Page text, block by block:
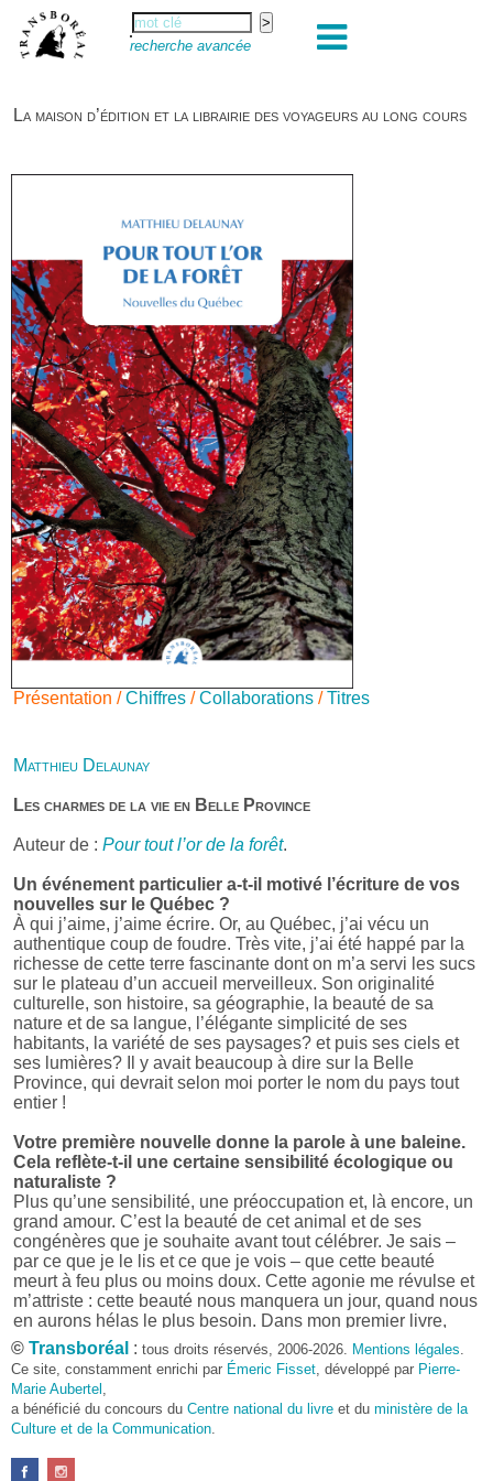
recherche avancée
La maison d’édition et la librairie des voyageurs au long cours
Présentation /Chiffres /Collaborations /Titres
Matthieu Delaunay
Les charmes de la vie en Belle Province
Auteur de : Pour tout l’or de la forêt.
Un événement particulier a-t-il motivé l’écriture de vos
nouvelles sur le Québec ?
À qui j’aime, j’aime écrire. Or, au Québec, j’ai vécu un
authentique coup de foudre. Très vite, j’ai été happé par la
richesse de cette terre fascinante dont on m’a servi les sucs
sur le plateau d’un accueil merveilleux. Son originalité
culturelle, son histoire, sa géographie, la beauté de sa
nature et de sa langue, l’élégante simplicité de ses
habitants, la variété de ses paysages? et puis ses ciels et
ses lumières? Il y avait beaucoup à dire sur la Belle
Province, qui devrait selon moi porter le nom du pays tout
entier !
Votre première nouvelle donne la parole à une baleine.
Cela reflète-t-il une certaine sensibilité écologique ou
naturaliste ?
Plus qu’une sensibilité, une préoccupation et, là encore, un
grand amour. C’est la beauté de cet animal et de ses
congénères que je souhaite avant tout célébrer. Je sais –
par ce que je le lis et ce que je vois – que cette beauté
meurt à feu plus ou moins doux. Cette agonie me révulse et
m’attriste : cette beauté nous manquera un jour, quand nous
en aurons hélas le plus besoin. Dans mon premier livre,
j’avais pris goût à me mettre dans la peau d’une bête. Outre
l’intérêt de l’exercice littéraire, il me semble que cela peut
être un bon moyen pour transmettre certains messages.
Pourquoi avoir choisi le format des nouvelles plutôt
qu’un autre ?
D’abord parce que j’aime (décidément!) en lire !
© Transboréal : tous droits réservés, 2006-2026. Mentions légales
Ce site, constamment enrichi par Émeric Fisset , développé par Pierre-
Marie Aubertel
a bénéficié du concours du Centre national du livre et du ministère de la
Culture et de la Communication